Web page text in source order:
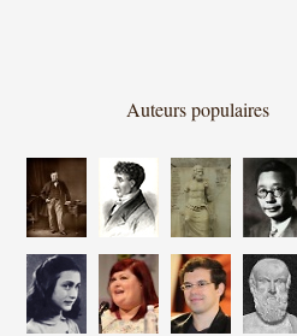
Auteurs populaires